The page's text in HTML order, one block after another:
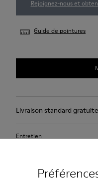
Rejoignez-nous et
Guide de pointures
Livraison standard
Entretien